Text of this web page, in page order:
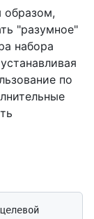
образом,
"разумное"
набора
по